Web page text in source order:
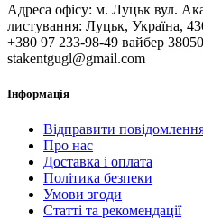
Адреса офісу: м. Луцьк вул.
листування: Луцьк, Україна,
+380 97 233-98-49 вайбер
stakentgugl@gmail.com
Інформація
Відправити
Про нас
Доставка і оплата
Політика безпеки
Умови згоди
Статті та рекомендації